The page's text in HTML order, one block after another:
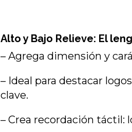
Alto y Bajo Relieve: El
– Agrega dimensión y
– Ideal para destacar
clave.
– Crea recordación táctil: